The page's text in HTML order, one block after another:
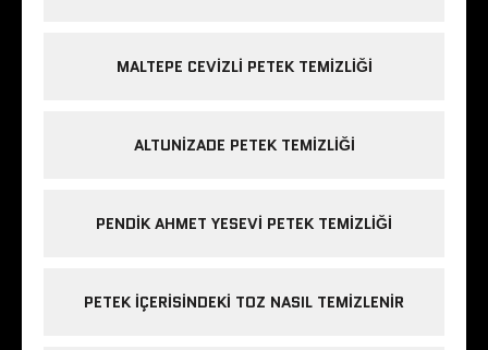
MALTEPE CEVIZLI PETEK TEMIZLIĞI
ALTUNIZADE PETEK TEMIZLIĞI
PENDIK AHMET YESEVI PETEK TEMIZLIĞI
PETEK IÇERISINDEKI TOZ NASIL TEMIZLENIR